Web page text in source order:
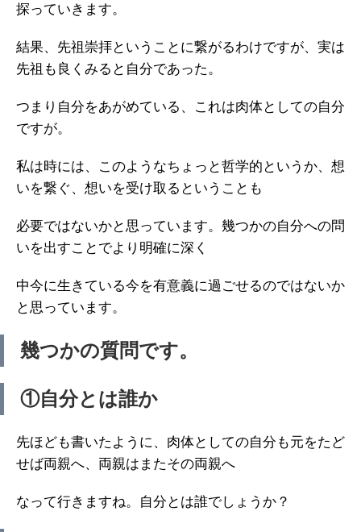
探っていきます。
結果、先祖崇拝ということに繋がるわけですが、実は
先祖も良くみると自分であった。
つまり自分をあがめている、これは肉体としての自分
ですが。
私は時には、このようなちょっと哲学的というか、想
いを繋ぐ、想いを受け取るということも
必要ではないかと思っています。幾つかの自分への問
いを出すことでより明確に深く
中今に生きている今を有意義に過ごせるのではないか
と思っています。
幾つかの質問です。
①自分とは誰か
先ほども書いたように、肉体としての自分も元をたど
せば両親へ、両親はまたその両親へ
なって行きますね。自分とは誰でしょうか？